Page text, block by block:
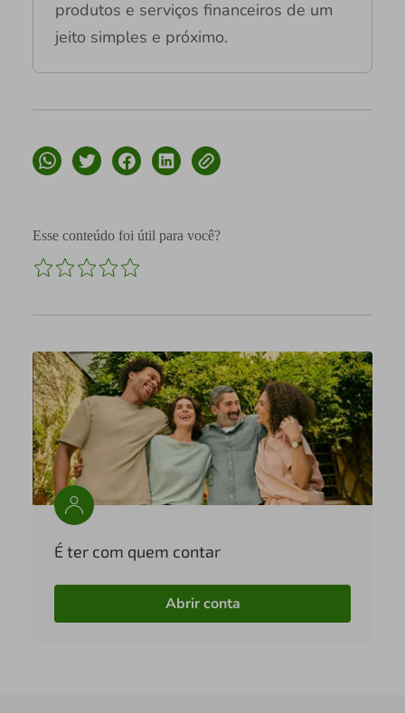
produtos e serviços financeiros de um
jeito simples e próximo.
Esse conteúdo foi útil para você?
É ter com quem contar
Abrir conta